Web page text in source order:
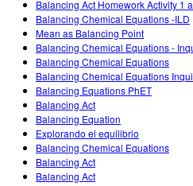
Biología
Simulaciones traducidas
Customizable Sims
Comprar una licencia
Activity Contribution
Talleres Virtuales
Professional Learning with
Teaching with PhET
Diseño inclusivo
PhET Global
Data Fluency
DEIB en STEM Ed
SceneryStack OSE
Informe de impacto
INGRESAR / REGISTRARSE
INGRESAR / REGISTRARSE
Balancing Act Homework Activity 1
Balancing Chemical Equations -ILD
Mean as Balancing Point
Balancing Chemical Equations -
Balancing Chemical Equations
Balancing Chemical Equations
Balancing Equations PhET
Balancing Act
Balancing Equation
Explorando el equilibrio
Balancing Chemical Equations
Balancing Act
Balancing Act